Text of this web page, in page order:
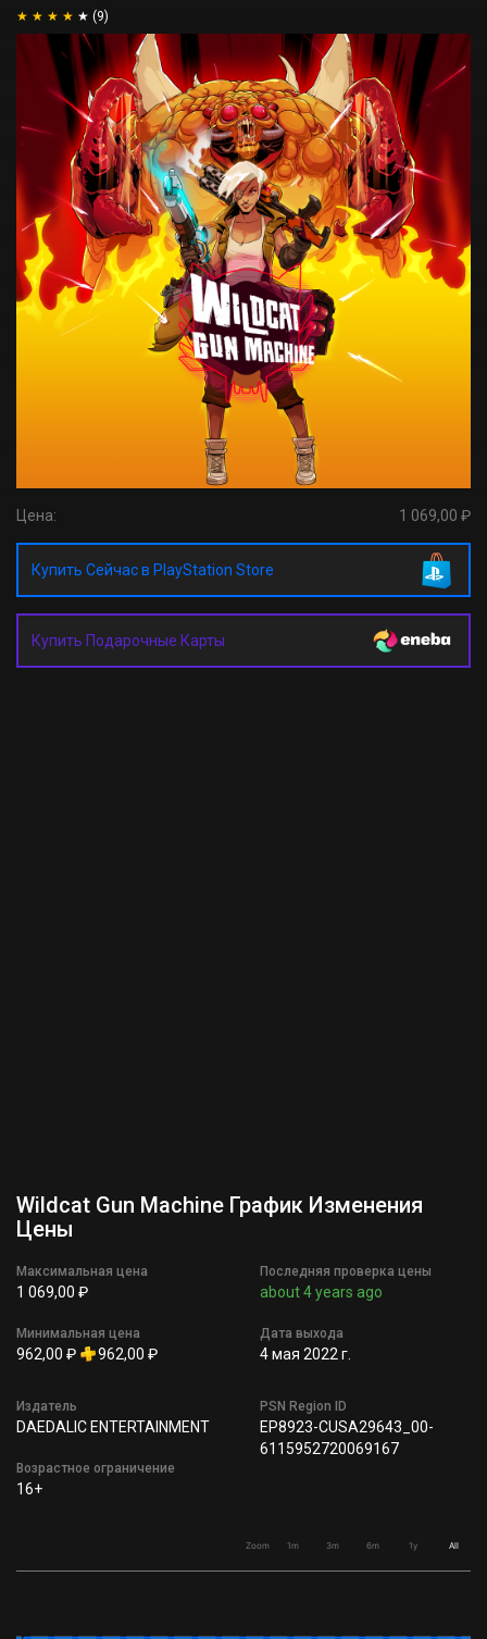
(9)
Цена: 1 069,00 ₽
Купить Сейчас в PlayStation Store
Купить Подарочные Карты
Wildcat Gun Machine График Изменения
Цены
Максимальная цена
1 069,00 ₽
Минимальная цена
962,00 ₽ 962,00 ₽
Последняя проверка цены
about 4 years ago
Дата выхода
4 мая 2022 г.
Издатель
DAEDALIC ENTERTAINMENT
Возрастное ограничение
16+
PSN Region ID
EP8923-CUSA29643_00-
6115952720069167
Zoom 1m 3m 6m 1y All